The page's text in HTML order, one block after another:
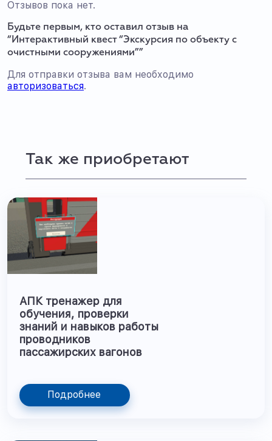
Отзывов пока нет.
Будьте первым, кто оставил отзыв на
“Интерактивный квест “Экскурсия по объекту с
очистными сооружениями””
Для отправки отзыва вам необходимо
авторизоваться.
Так же приобретают
АПК тренажер для
обучения, проверки
знаний и навыков работы
проводников
пассажирских вагонов
Подробнее